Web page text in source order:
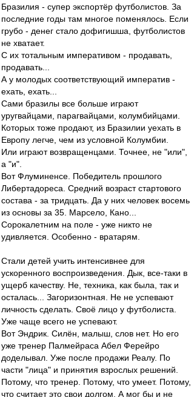
Бразилия - супер экспортёр футболистов. За
последние годы там многое поменялось. Если
грубо - денег стало дофигишша, футболистов
не хватает.
С их тотальным императивом - продавать,
продавать...
А у молодых соответствующий императив -
ехать, ехать...
Сами бразилы все больше играют
уругвайцами, парагвайцами, колумбийцами.
Которых тоже продают, из Бразилии уехать в
Европу легче, чем из условной Колумбии.
Или играют возвращенцами. Точнее, не "или",
а "и".
Вот Флуминенсе. Победитель прошлого
Либертадореса. Средний возраст стартового
состава - за тридцать. Да у них человек восемь
из основы за 35. Марсело, Кано...
Сорокалетним на поле - уже никто не
удивляется. Особенно - вратарям.
Стали детей учить интенсивнее для
ускоренного воспроизведения. Дык, все-таки в
ущерб качеству. Не, техника, как была, так и
осталась... Загоризонтная. Не не успевают
личность сделать. Своё лицо у футболиста.
Уже чаще всего не успевают.
Вот Эндрик. Силён, малыш, слов нет. Но его
уже тренер Палмейраса Абел Ферейро
доделывал. Уже после продажи Реалу. По
части "лица" и принятия взрослых решений.
Потому, что тренер. Потому, что умеет. Потому,
что считает это свои долгом. А мог бы и не